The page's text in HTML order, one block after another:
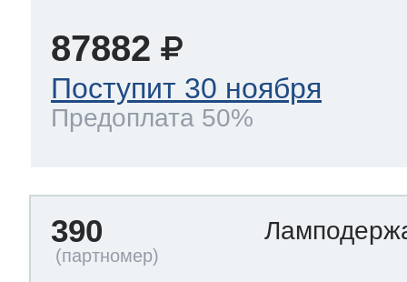
87882
Поступит 30 ноября
Предоплата 50%
390